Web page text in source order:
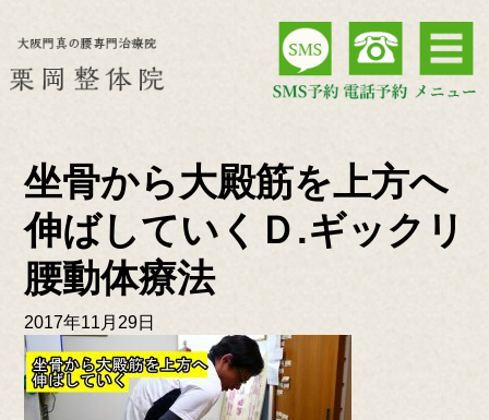
坐骨から大殿筋を上方へ
伸ばしていくＤ.ギックリ
腰動体療法
2017年11月29日